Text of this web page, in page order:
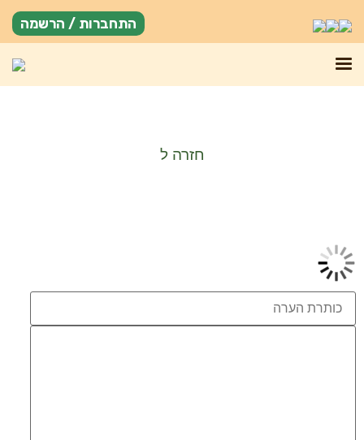
התחברות / הרשמה
חזרה ל